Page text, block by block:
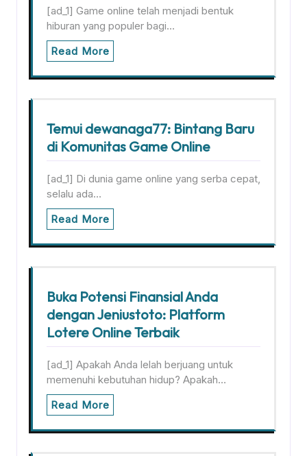
[ad_1] Game online telah menjadi bentuk
hiburan yang populer bagi…
Read More
Temui dewanaga77: Bintang Baru
di Komunitas Game Online
[ad_1] Di dunia game online yang serba cepat,
selalu ada…
Read More
Buka Potensi Finansial Anda
dengan Jeniustoto: Platform
Lotere Online Terbaik
[ad_1] Apakah Anda lelah berjuang untuk
memenuhi kebutuhan hidup? Apakah…
Read More